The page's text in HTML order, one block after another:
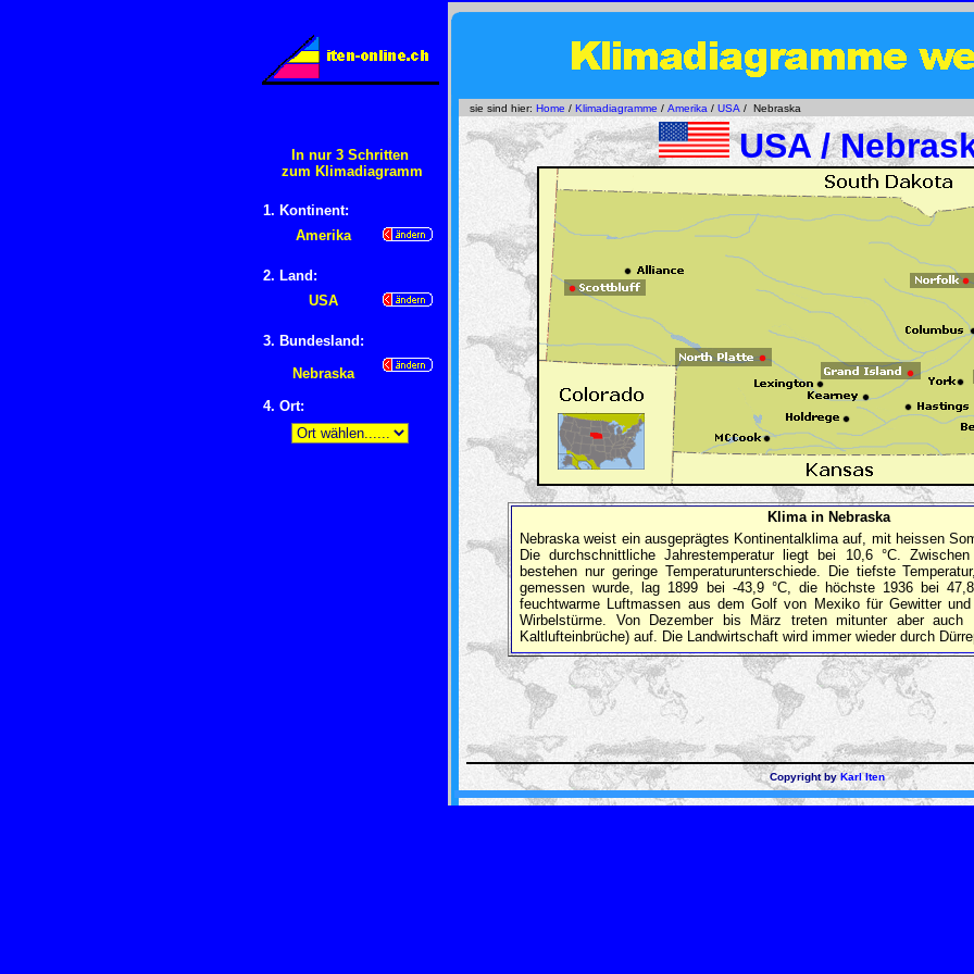
sie sind hier: Home / Klimadiagramme / Amerika / USA / Nebraska
In nur 3 Schritten
zum Klimadiagramm
1. Kontinent:
Amerika
2. Land:
USA
3. Bundesland:
Nebraska
4. Ort:
USA /
Klima in Nebraska
Nebraska weist ein ausgeprägtes Kontinentalklima auf, mit heissen
Die durchschnittliche Jahrestemperatur liegt bei 10,6 °C.
bestehen nur geringe Temperaturunterschiede. Die tiefste
gemessen wurde, lag 1899 bei -43,9 °C, die höchste 1936 bei
feuchtwarme Luftmassen aus dem Golf von Mexiko für Gewitter
Wirbelstürme. Von Dezember bis März treten mitunter aber auch
Kaltlufteinbrüche) auf. Die Landwirtschaft wird immer wieder durch
Copyright byKarl Iten